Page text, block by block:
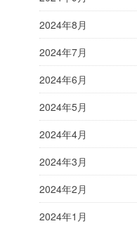
2024年8月
2024年7月
2024年6月
2024年5月
2024年4月
2024年3月
2024年2月
2024年1月